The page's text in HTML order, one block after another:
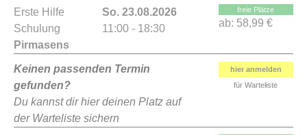
Erste Hilfe
Schulung
Pirmasens
So. 23.08.2026
11:00 - 18:30
freie Plätze
ab: 58,99 €
Keinen passenden Termin
gefunden?
Du kannst dir hier deinen Platz auf
der Warteliste sichern
hier anmelden
für Warteliste